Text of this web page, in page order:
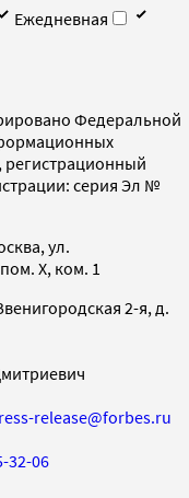
Ежедневная
Федеральной
регистрационный
серия Эл №
ул.
X, ком. 1
2-я, д.
release@forbes.ru
32-06